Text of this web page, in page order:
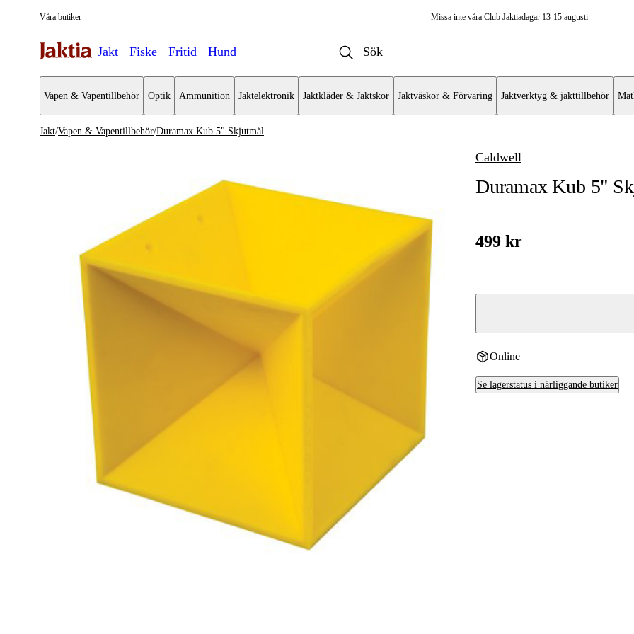
Våra butiker Missa inte våra Club Jaktiadagar 13-15 augusti
Jakt Fiske Fritid Hund
Vapen & Vapentillbehör Optik Ammunition Jaktelektronik Jaktkläder & Jaktskor Jaktväskor & Förvaring Jaktverktyg & jakttillbehör
Vapen & Vapentillbehör
Vapenpaket
Pistol & Revolver
Begagnade vapen
Pilbågar och Pilar
Vapenremmar
Stockar och kolvar
Ljuddämpare & Rekylbroms
Jakt/Vapen & Vapentillbehör/Duramax Kub 5" Skjutmål
Caldwell
Duramax Kub 5"
499 kr
Online
Se lagerstatus i närliggande butiker